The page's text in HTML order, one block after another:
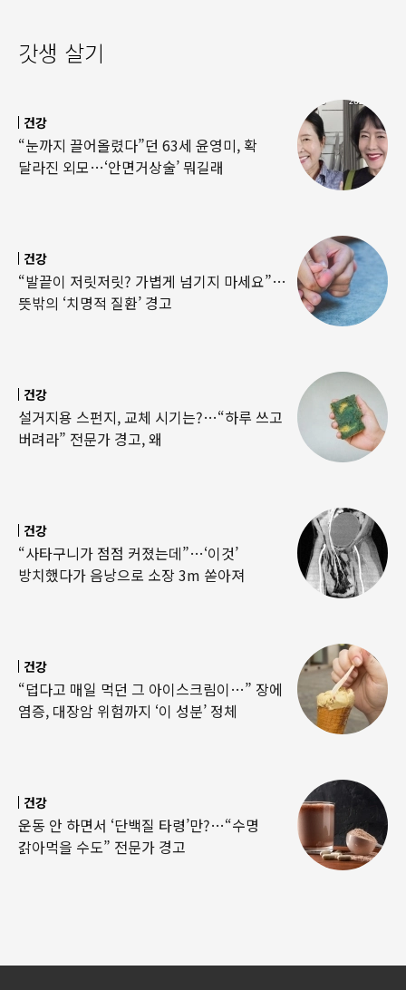
갓생 살기
건강
“눈까지 끌어올렸다”던 63세 윤영미, 확
달라진 외모…‘안면거상술’ 뭐길래
건강
“발끝이 저릿저릿? 가볍게 넘기지 마세요”…
뜻밖의 ‘치명적 질환’ 경고
건강
설거지용 스펀지, 교체 시기는?…“하루 쓰고
버려라” 전문가 경고, 왜
건강
“사타구니가 점점 커졌는데”…‘이것’
방치했다가 음낭으로 소장 3m 쏟아져
건강
“덥다고 매일 먹던 그 아이스크림이…” 장에
염증, 대장암 위험까지 ‘이 성분’ 정체
건강
운동 안 하면서 ‘단백질 타령’만?…“수명
갉아먹을 수도” 전문가 경고